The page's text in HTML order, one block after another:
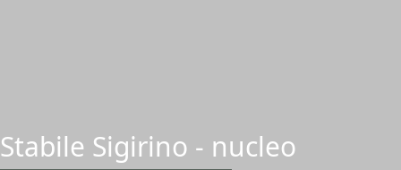
Stabile Sigirino - nucleo